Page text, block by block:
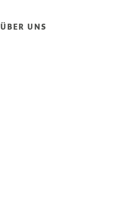
ÜBER UNS